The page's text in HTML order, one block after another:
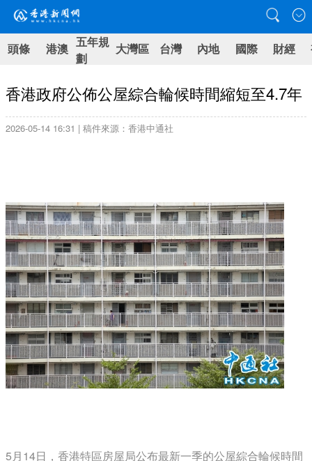
頭條 港澳 五年規
劃
大灣區 台灣 內地 國際 財經
香港政府公佈公屋綜合輪候時間縮短至4.7年
2026-05-14 16:31 | 稿件來源：香港中通社
5月14日，香港特區房屋局公布最新一季的公屋綜合輪候時間